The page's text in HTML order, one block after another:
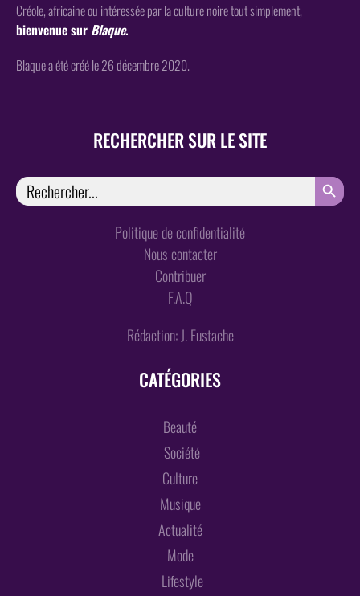
Créole, africaine ou intéressée par la culture noire tout simplement,
bienvenue sur Blaque.
Blaque a été créé le 26 décembre 2020.
RECHERCHER SUR LE SITE
Search
for:
SEARCH
Politique de confidentialité
Nous contacter
Contribuer
F.A.Q
Rédaction: J. Eustache
CATÉGORIES
Beauté
Société
Culture
Musique
Actualité
Mode
Lifestyle